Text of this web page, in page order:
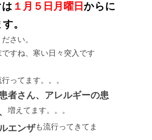
１月５日月曜日 からに
。
さい。
ですね、寒い日々突入です
ってます。。。
者さん、アレルギーの患
増えてます。。。
エンザも流行ってきてま